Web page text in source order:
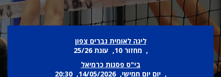
ליגה לאומית גברים צפון
, מחזור 10, עונת 25/26
בי"ס פסגות כרמיאל
, יום יום חמישי, 14/05/2026, 20:30